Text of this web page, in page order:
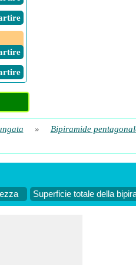
» Bipiramide
Superficie totale della